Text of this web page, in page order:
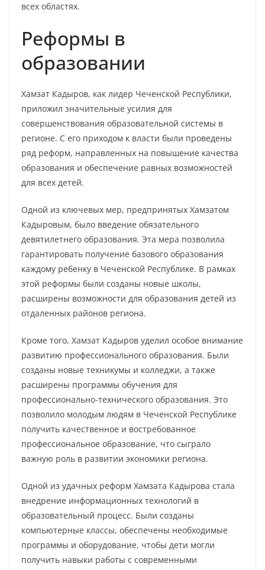
всех областях.
Реформы в
образовании
Хамзат Кадыров, как лидер Чеченской Республики,
приложил значительные усилия для
совершенствования образовательной системы в
регионе. С его приходом к власти были проведены
ряд реформ, направленных на повышение качества
образования и обеспечение равных возможностей
для всех детей.
Одной из ключевых мер, предпринятых Хамзатом
Кадыровым, было введение обязательного
девятилетнего образования. Эта мера позволила
гарантировать получение базового образования
каждому ребенку в Чеченской Республике. В рамках
этой реформы были созданы новые школы,
расширены возможности для образования детей из
отдаленных районов региона.
Кроме того, Хамзат Кадыров уделил особое внимание
развитию профессионального образования. Были
созданы новые техникумы и колледжи, а также
расширены программы обучения для
профессионально-технического образования. Это
позволило молодым людям в Чеченской Республике
получить качественное и востребованное
профессиональное образование, что сыграло
важную роль в развитии экономики региона.
Одной из удачных реформ Хамзата Кадырова стала
внедрение информационных технологий в
образовательный процесс. Были созданы
компьютерные классы, обеспечены необходимые
программы и оборудование, чтобы дети могли
получить навыки работы с современными